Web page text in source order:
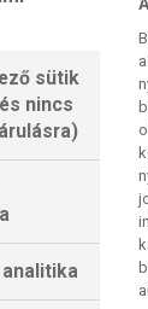
is. Miért ne
akkor
sütik
nincs